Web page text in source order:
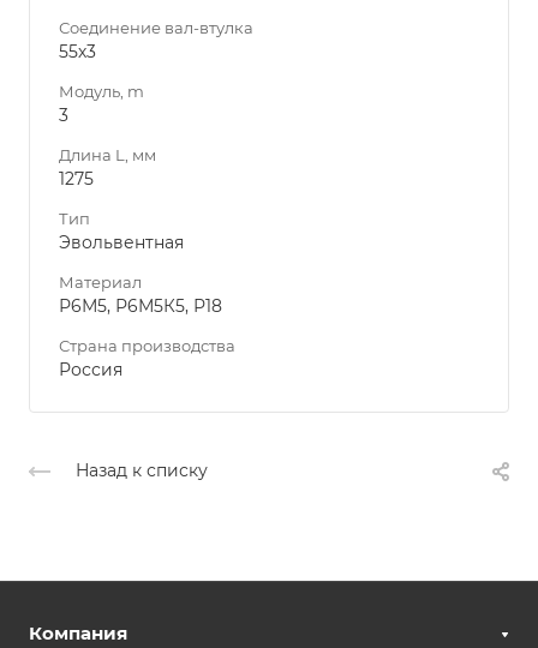
Соединение вал-втулка
55х3
Модуль, m
3
Длина L, мм
1275
Тип
Эвольвентная
Материал
Р6М5, Р6М5К5, Р18
Страна производства
Россия
Назад к списку
Компания